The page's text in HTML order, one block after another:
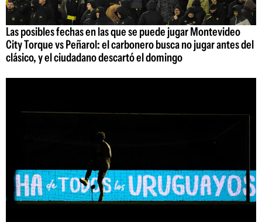
Las posibles fechas en las que se puede jugar Montevideo
City Torque vs Peñarol: el carbonero busca no jugar antes del
clásico, y el ciudadano descartó el domingo